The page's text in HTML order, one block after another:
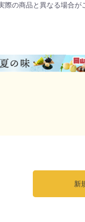
際の商品と異なる場合が
新